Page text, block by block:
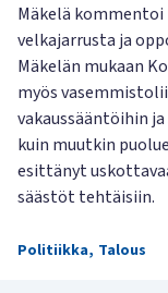
Mäkelä kommentoi
velkajarrusta ja
Mäkelän mukaan
myös
vakaussääntöihin
kuin muutkin
esittänyt
säästöt tehtäisiin.
Politiikka, Talous